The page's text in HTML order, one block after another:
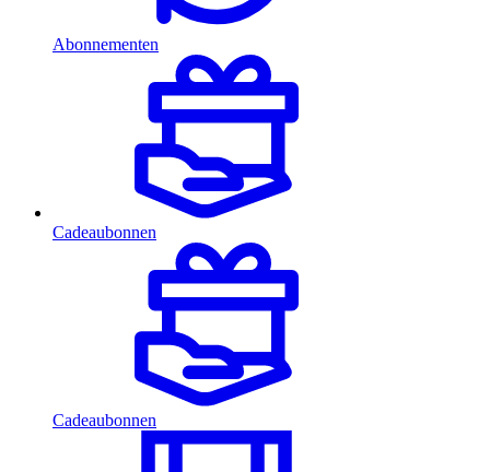
Abonnementen
Cadeaubonnen
Cadeaubonnen